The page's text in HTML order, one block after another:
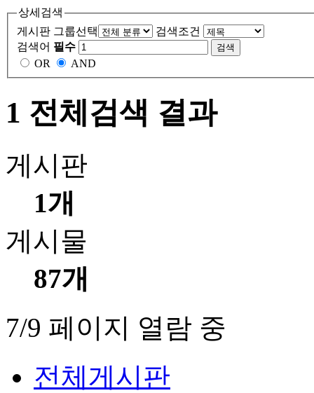
상세검색
게시판 그룹선택
검색조건
검색어 필수
OR
AND
1 전체검색 결과
게시판
1개
게시물
87개
7/9 페이지 열람 중
전체게시판